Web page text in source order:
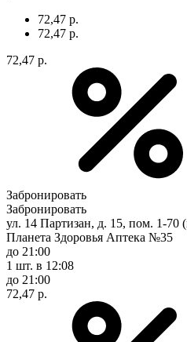
72,47 р.
72,47 р.
72,47 р.
Забронировать
Забронировать
ул. 14 Партизан, д. 15, пом. 1-70
Планета Здоровья Аптека №35
до 21:00
1 шт. в 12:08
до 21:00
72,47 р.